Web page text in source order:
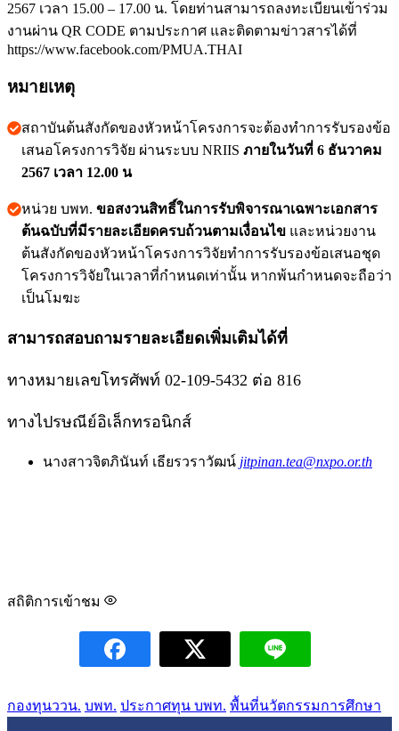
2567 เวลา 15.00 – 17.00 น. โดยท่านสามารถลงทะเบียนเข้าร่วม
งานผ่าน QR CODE ตามประกาศ และติดตามข่าวสารได้ที่
https://www.facebook.com/PMUA.THAI
หมายเหตุ
สถาบันต้นสังกัดของหัวหน้าโครงการจะต้องทำการรับรองข้อ
เสนอโครงการวิจัย ผ่านระบบ NRIIS ภายในวันที่ 6 ธันวาคม
2567 เวลา 12.00 น
หน่วย บพท. ขอสงวนสิทธิ์ในการรับพิจารณาเฉพาะเอกสาร
ต้นฉบับที่มีรายละเอียดครบถ้วนตามเงื่อนไข และหน่วยงาน
ต้นสังกัดของหัวหน้าโครงการวิจัยทำการรับรองข้อเสนอชุด
โครงการวิจัยในเวลาที่กำหนดเท่านั้น หากพ้นกำหนดจะถือว่า
เป็นโมฆะ
สามารถสอบถามรายละเอียดเพิ่มเติมได้ที่
ทางหมายเลขโทรศัพท์ 02-109-5432 ต่อ 816
ทางไปรษณีย์อิเล็กทรอนิกส์
นางสาวจิตภินันท์ เธียรวราวัฒน์ jitpinan.tea@nxpo.or.th
สถิติการเข้าชม
กองทุนววน. บพท. ประกาศทุน บพท. พื้นที่นวัตกรรมการศึกษา